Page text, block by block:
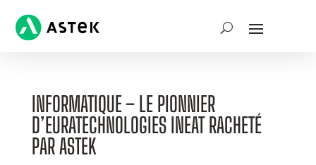
INFORMATIQUE – LE PIONNIER
D’EURATECHNOLOGIES INEAT RACHETÉ
PAR ASTEK